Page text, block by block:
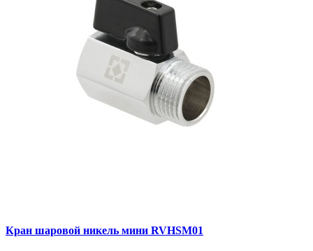
Кран шаровой никель мини RVHSM01